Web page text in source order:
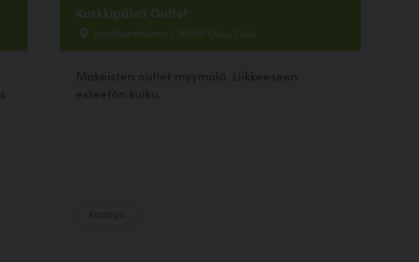
Karkkipäivä Outlet
kaakkurinkulma 1, 90410 Oulu, Oulu
Makeisten outlet myymälä. Liikkeeseen
esteetön kulku.